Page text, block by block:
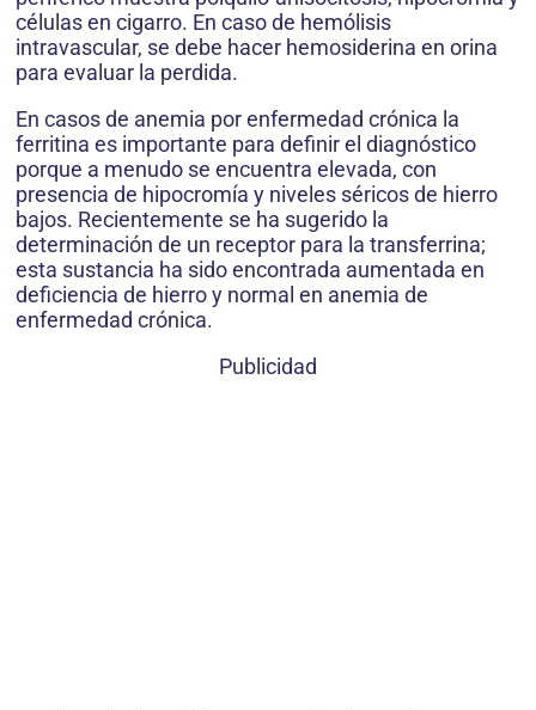
células en cigarro. En caso de hemólisis
intravascular, se debe hacer hemosiderina en orina
para evaluar la perdida.
En casos de anemia por enfermedad crónica la
ferritina es importante para definir el diagnóstico
porque a menudo se encuentra elevada, con
presencia de hipocromía y niveles séricos de hierro
bajos. Recientemente se ha sugerido la
determinación de un receptor para la transferrina;
esta sustancia ha sido encontrada aumentada en
deficiencia de hierro y normal en anemia de
enfermedad crónica.
Publicidad